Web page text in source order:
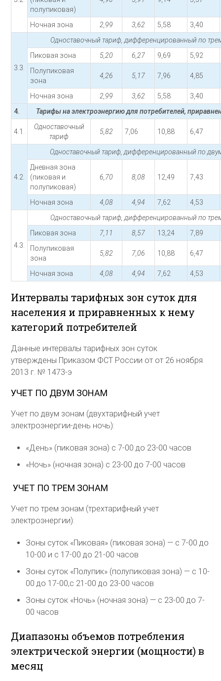
полупиковая)
Ночная зона 2,99 3,62 5,58 3,40
3.3.
Одноставочный тариф, дифференцированный по
Пиковая зона
5,20 6,27 9,69
5,92
Полупиковая
зона
4,26 5,17 7,96 4,85
Ночная зона 2,99 3,62 5,58
3,40
4.
Тарифы на электроэнергию для потребителей,
4.1.
Одноставочный
тариф
5,82 7,06 10,88 6,47
4.2.
Одноставочный тариф, дифференцированный по
Дневная зона
(пиковая и
полупиковая)
6,70 8,08 12,49 7,43
Ночная зона 4,08 4,94 7,62 4,53
4.3.
Одноставочный тариф, дифференцированный по
Пиковая зона
7,11 8,57 13,24
7,89
Полупиковая
зона
5,82 7,06 10,88 6,47
Ночная зона 4,08 4,94 7,62 4,53
Интервалы тарифных зон суток для
населения и приравненных к нему
категорий потребителей
Данные интервалы тарифных зон суток
утверждены Приказом ФСТ России от от 26 ноября
2013 г. № 1473-э
УЧЕТ ПО ДВУМ ЗОНАМ
Учет по двум зонам (двухтарифный учет
электроэнергии-день ночь):
«День» (пиковая зона) с 7-00 до 23-00 часов
«Ночь» (ночная зона) с 23-00 до 7-00 часов
УЧЕТ ПО ТРЕМ ЗОНАМ
Учет по трем зонам (трехтарифный учет
электроэнергии):
Зоны суток «Пиковая» (пиковая зона) — с 7-00 до
10-00 и с 17-00 до 21-00 часов
Зоны суток «Полупик» (полупиковая зона) — с 10-
00 до 17-00,с 21-00 до 23-00 часов
Зоны суток «Ночь» (ночная зона) — с 23-00 до 7-
00 часов
Диапазоны объемов потребления
электрической энергии (мощности) в
месяц